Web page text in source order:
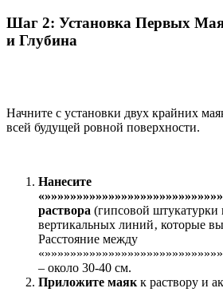
Шаг 2: Установка Первых
и Глубина
Начните с установки двух крайних
всей будущей ровной поверхности.
Нанесите
раствора (гипсовой штукатурки
вертикальных линий‚ которые
Расстояние между
– около 30-40 см.
Приложите маяк к раствору и